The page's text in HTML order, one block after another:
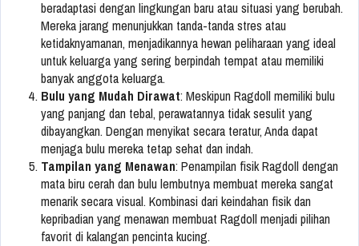
beradaptasi dengan lingkungan baru atau situasi yang berubah.
Mereka jarang menunjukkan tanda-tanda stres atau
ketidaknyamanan, menjadikannya hewan peliharaan yang ideal
untuk keluarga yang sering berpindah tempat atau memiliki
banyak anggota keluarga.
Bulu yang Mudah Dirawat: Meskipun Ragdoll memiliki bulu
yang panjang dan tebal, perawatannya tidak sesulit yang
dibayangkan. Dengan menyikat secara teratur, Anda dapat
menjaga bulu mereka tetap sehat dan indah.
Tampilan yang Menawan: Penampilan fisik Ragdoll dengan
mata biru cerah dan bulu lembutnya membuat mereka sangat
menarik secara visual. Kombinasi dari keindahan fisik dan
kepribadian yang menawan membuat Ragdoll menjadi pilihan
favorit di kalangan pencinta kucing.